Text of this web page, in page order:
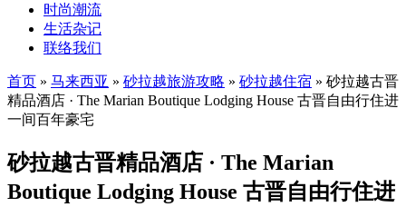
时尚潮流
生活杂记
联络我们
首页 » 马来西亚 » 砂拉越旅游攻略 » 砂拉越住宿 » 砂拉越古晋
精品酒店 · The Marian Boutique Lodging House 古晋自由行住进
一间百年豪宅
砂拉越古晋精品酒店 · The Marian
Boutique Lodging House 古晋自由行住进